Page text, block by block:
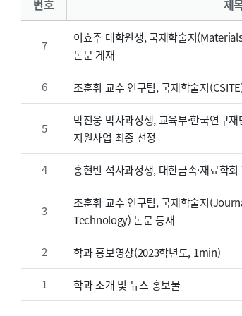
번호 제
7
이효주 대학원생, 국제학술지
논문 게재
6 조훈휘 교수 연구팀, 국제학술지
5
박진웅 박사과정생, 교육부·한국연구
지원사업 최종 선정
4 홍현빈 석사과정생, 대한금속·재료학
3
조훈휘 교수 연구팀, 국제학술지
Technology) 논문 등재
2 학과 홍보영상(2023학년도, 1min)
1 학과 소개 및 뉴스 홍보물